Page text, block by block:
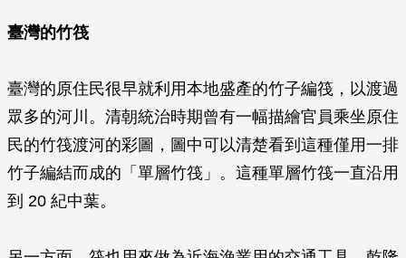
臺灣的竹筏
臺灣的原住民很早就利用本地盛產的竹子編筏，以渡過
眾多的河川。清朝統治時期曾有一幅描繪官員乘坐原住
民的竹筏渡河的彩圖，圖中可以清楚看到這種僅用一排
竹子編結而成的「單層竹筏」。這種單層竹筏一直沿用
到 20 紀中葉。